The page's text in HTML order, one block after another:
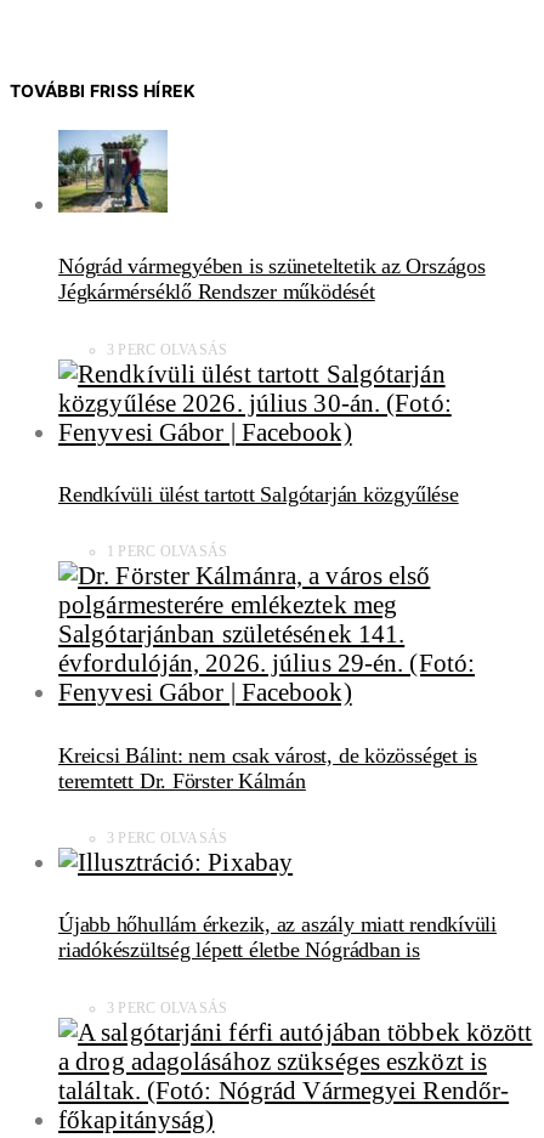
TOVÁBBI FRISS HÍREK
Nógrád vármegyében is szüneteltetik az Országos
Jégkármérséklő Rendszer működését
3 PERC OLVASÁS
Rendkívüli ülést tartott Salgótarján közgyűlése
1 PERC OLVASÁS
Kreicsi Bálint: nem csak várost, de közösséget is
teremtett Dr. Förster Kálmán
3 PERC OLVASÁS
Újabb hőhullám érkezik, az aszály miatt rendkívüli
riadókészültség lépett életbe Nógrádban is
3 PERC OLVASÁS